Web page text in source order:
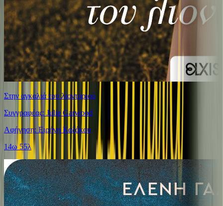
Στην αγκαλιά του λιονταριού
Συγγραφέας: Julie Garwood
Αφήγηση: Ειρήνη Καζάκου
14ω 55λ